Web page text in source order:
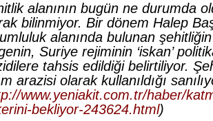
alanının bugün ne durumda
bilinmiyor. Bir dönem Halep
alanında bulunan
Suriye rejiminin ‘iskan’
tahsis edildiği belirtiliyor.
arazisi olarak kullanıldığı
www.yeniakit.com.tr/haber/
bekliyor-243624.html)